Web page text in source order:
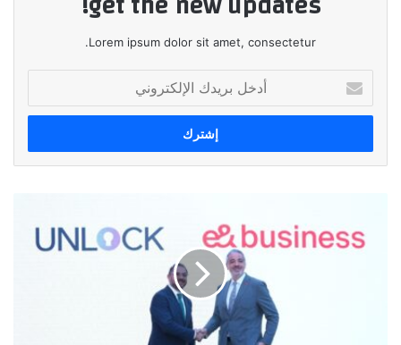
Lorem ipsum dolor sit amet, consectetur.
بريدك
الإلكتروني
بيزنس